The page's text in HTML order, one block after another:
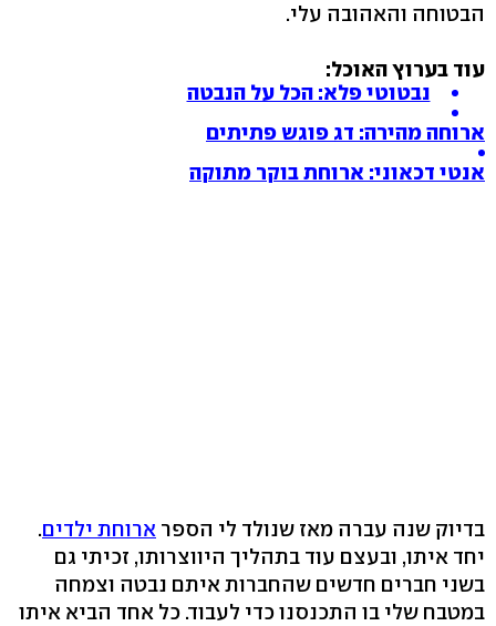
הבטוחה והאהובה עלי.
עוד בערוץ האוכל:
נבטוטי פלא: הכל על הנבטה
ארוחה מהירה: דג פוגש פתיתים
אנטי דכאוני: ארוחת בוקר מתוקה
בדיוק שנה עברה מאז שנולד לי הספר ארוחת ילדים.
יחד איתו, ובעצם עוד בתהליך היווצרותו, זכיתי גם
בשני חברים חדשים שהחברות איתם נבטה וצמחה
במטבח שלי בו התכנסנו כדי לעבוד. כל אחד הביא איתו